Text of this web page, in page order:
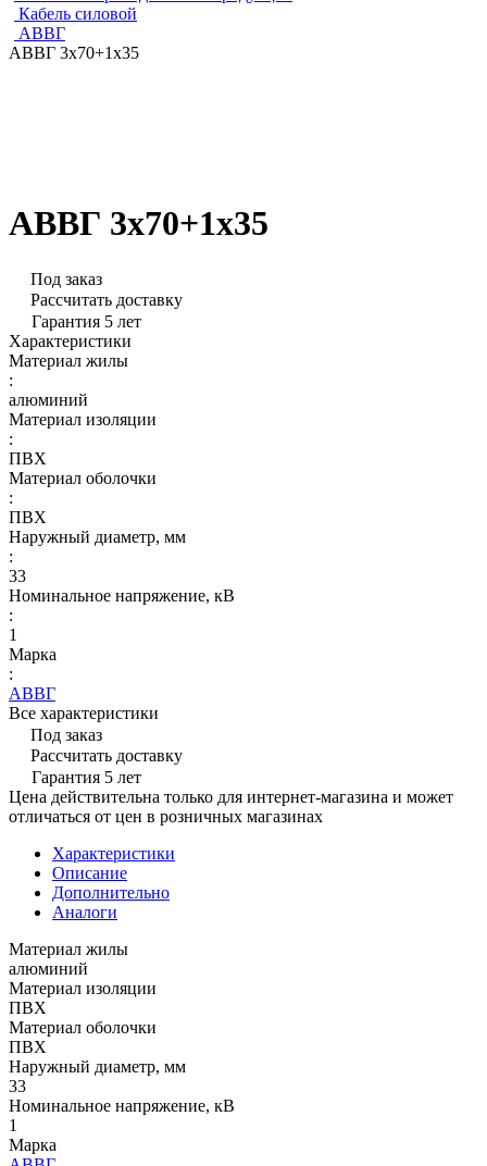
Кабель силовой
АВВГ
АВВГ 3х70+1х35
АВВГ 3х70+1х35
Под заказ
Рассчитать доставку
Гарантия 5 лет
Характеристики
Материал жилы
:
алюминий
Материал изоляции
:
ПВХ
Материал оболочки
:
ПВХ
Наружный диаметр, мм
:
33
Номинальное напряжение, кВ
:
1
Марка
:
АВВГ
Все характеристики
Под заказ
Рассчитать доставку
Гарантия 5 лет
Цена действительна только для интернет-магазина и может
отличаться от цен в розничных магазинах
Характеристики
Описание
Дополнительно
Аналоги
Материал жилы
алюминий
Материал изоляции
ПВХ
Материал оболочки
ПВХ
Наружный диаметр, мм
33
Номинальное напряжение, кВ
1
Марка